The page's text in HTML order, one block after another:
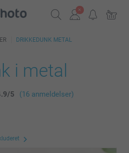
DRIKKEDUNK METAL
i metal
/5 (16 anmeldelser)